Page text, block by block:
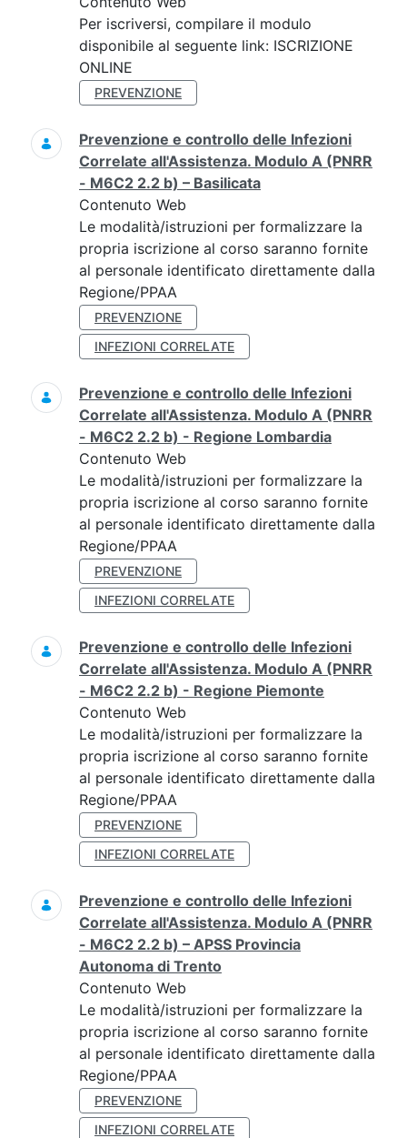
Per iscriversi, compilare il modulo
disponibile al seguente link: ISCRIZIONE
ONLINE
PREVENZIONE
Prevenzione e controllo delle Infezioni
Correlate all'Assistenza. Modulo A (PNRR
- M6C2 2.2 b) – Basilicata
Contenuto Web
Le modalità/istruzioni per formalizzare la
propria iscrizione al corso saranno fornite
al personale identificato direttamente dalla
Regione/PPAA
PREVENZIONE
INFEZIONI CORRELATE
Prevenzione e controllo delle Infezioni
Correlate all'Assistenza. Modulo A (PNRR
- M6C2 2.2 b) - Regione Lombardia
Contenuto Web
Le modalità/istruzioni per formalizzare la
propria iscrizione al corso saranno fornite
al personale identificato direttamente dalla
Regione/PPAA
PREVENZIONE
INFEZIONI CORRELATE
Prevenzione e controllo delle Infezioni
Correlate all'Assistenza. Modulo A (PNRR
- M6C2 2.2 b) - Regione Piemonte
Contenuto Web
Le modalità/istruzioni per formalizzare la
propria iscrizione al corso saranno fornite
al personale identificato direttamente dalla
Regione/PPAA
PREVENZIONE
INFEZIONI CORRELATE
Prevenzione e controllo delle Infezioni
Correlate all'Assistenza. Modulo A (PNRR
- M6C2 2.2 b) – APSS Provincia
Autonoma di Trento
Contenuto Web
Le modalità/istruzioni per formalizzare la
propria iscrizione al corso saranno fornite
al personale identificato direttamente dalla
Regione/PPAA
PREVENZIONE
INFEZIONI CORRELATE